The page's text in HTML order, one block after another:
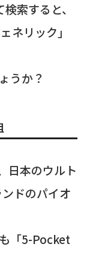
索すると、
ネリック」
うか？
日本のウルト
ドのパイオ
「5-Pocket